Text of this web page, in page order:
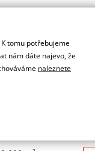
tomu potřebujeme
nám dáte najevo, že
naleznete